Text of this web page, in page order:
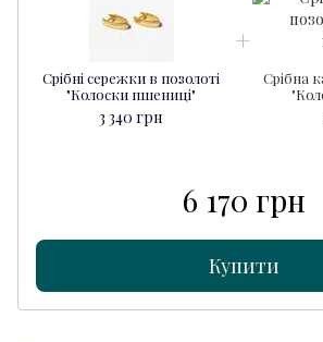
Срібні сережки в позолоті
"Колоски пшениці"
3 340 грн
Срібна
6 170 грн
Купити